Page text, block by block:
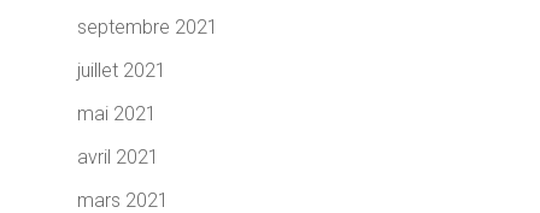
septembre 2021
juillet 2021
mai 2021
avril 2021
mars 2021